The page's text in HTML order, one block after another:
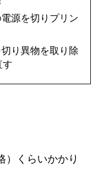
源を切りプリン
り異物を取り除
す
）くらいかかり